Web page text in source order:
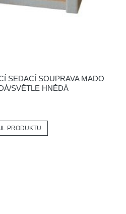
SEDACÍ SOUPRAVA MADO
SVĚTLE HNĚDÁ
PRODUKTU